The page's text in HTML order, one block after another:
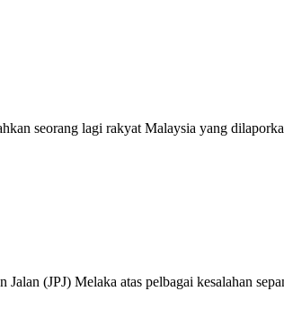
seorang lagi rakyat Malaysia yang
(JPJ) Melaka atas pelbagai kesalahan